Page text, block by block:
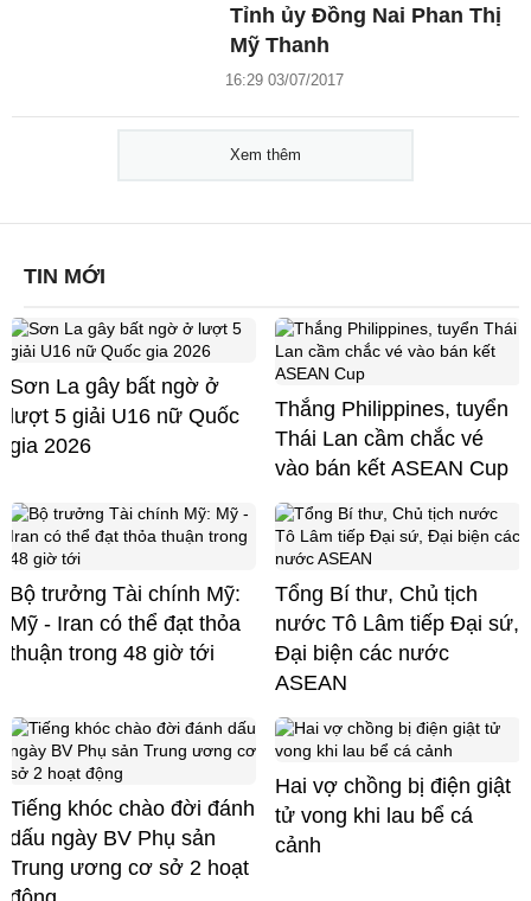
Tỉnh ủy Đồng Nai Phan Thị
Mỹ Thanh
16:29 03/07/2017
Xem thêm
TIN MỚI
Sơn La gây bất ngờ ở
lượt 5 giải U16 nữ Quốc
gia 2026
Thắng Philippines, tuyển
Thái Lan cầm chắc vé
vào bán kết ASEAN Cup
Bộ trưởng Tài chính Mỹ:
Mỹ - Iran có thể đạt thỏa
thuận trong 48 giờ tới
Tổng Bí thư, Chủ tịch
nước Tô Lâm tiếp Đại sứ,
Đại biện các nước
ASEAN
Tiếng khóc chào đời đánh
dấu ngày BV Phụ sản
Trung ương cơ sở 2 hoạt
Hai vợ chồng bị điện giật
tử vong khi lau bể cá
cảnh